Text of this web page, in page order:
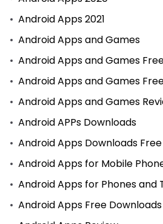
Android Apps 2021
Android Apps and Games
Android Apps and Games
Android Apps and Games
Android Apps and Games
Android APPs Downloads
Android Apps Downloads Free
Android Apps for Mobile
Android Apps for Phones and
Android Apps Free Downloads